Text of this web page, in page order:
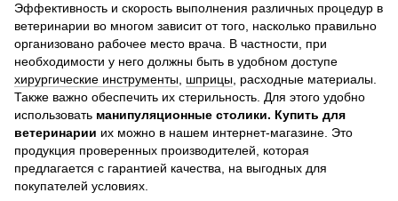
Эффективность и скорость выполнения различных процедур в
ветеринарии во многом зависит от того, насколько правильно
организовано рабочее место врача. В частности, при
необходимости у него должны быть в удобном доступе
хирургические инструменты, шприцы, расходные материалы.
Также важно обеспечить их стерильность. Для этого удобно
использовать манипуляционные столики. Купить для
ветеринарии их можно в нашем интернет-магазине. Это
продукция проверенных производителей, которая
предлагается с гарантией качества, на выгодных для
покупателей условиях.